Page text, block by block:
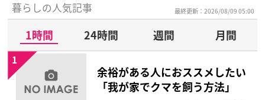
暮らしの人気記事 最終更新：2026/08/09 05:00
1時間 24時間 週間 月間
余裕がある人におススメしたい
「我が家でクマを飼う方法」
1